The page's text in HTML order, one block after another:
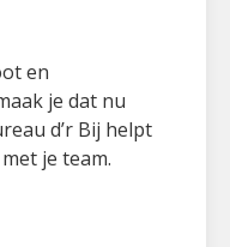
en
je dat nu
d’r Bij helpt
je team.